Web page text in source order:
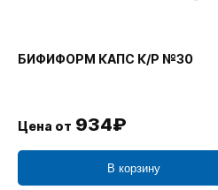
БИФИФОРМ КАПС К/Р №30
Цена от 934₽
В корзину